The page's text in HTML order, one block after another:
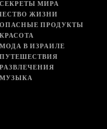
СЕКРЕТЫ МИРА
ЖИЗНИ
ОПАСНЫЕ ПРОДУКТЫ
КРАСОТА
МОДА В ИЗРАИЛЕ
ПУТЕШЕСТВИЯ
РАЗВЛЕЧЕНИЯ
МУЗЫКА